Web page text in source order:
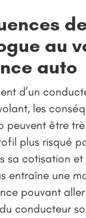
au
auto
d’un
les
peuvent être
plus risqué
sa cotisation
entraîne une
pouvant
conducteur